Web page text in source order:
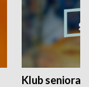
Klub seniora